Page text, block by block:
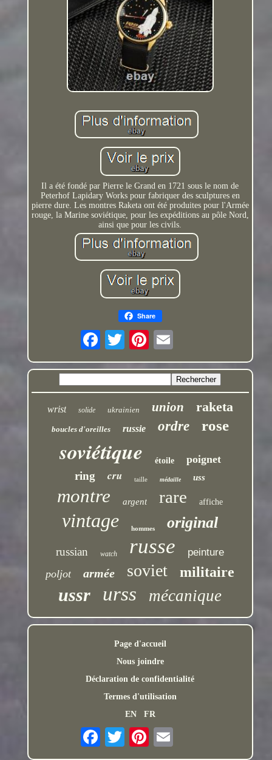
Il a été fondé par Pierre le Grand en 1721 sous le nom de
Peterhof Lapidary Works pour fabriquer des sculptures en
pierre dure. Les montres Raketa ont été produites pour l'Armée
rouge, la Marine soviétique, pour les expéditions au pôle Nord,
ainsi que pour les civils.
Share
wrist solide ukrainien union raketa
boucles d'oreilles russie ordre rose
soviétique étoile poignet
ring cru taille médaille uss
montre argent rare affiche
vintage hommes original
russian watch russe peinture
poljot armée soviet militaire
ussr urss mécanique
Page d'accueil
Nous joindre
Déclaration de confidentialité
Termes d'utilisation
EN
FR